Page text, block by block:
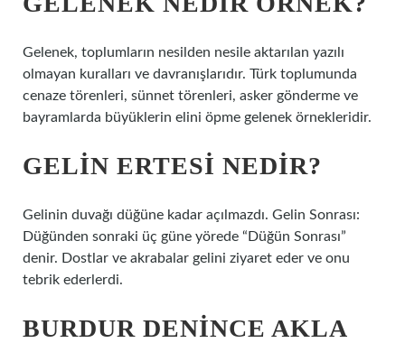
Gelenek, toplumların nesilden nesile aktarılan yazılı
olmayan kuralları ve davranışlarıdır. Türk toplumunda
cenaze törenleri, sünnet törenleri, asker gönderme ve
bayramlarda büyüklerin elini öpme gelenek örnekleridir.
GELIN ERTESI NEDIR?
Gelinin duvağı düğüne kadar açılmazdı. Gelin Sonrası:
Düğünden sonraki üç güne yörede “Düğün Sonrası”
denir. Dostlar ve akrabalar gelini ziyaret eder ve onu
tebrik ederlerdi.
BURDUR DENINCE AKLA